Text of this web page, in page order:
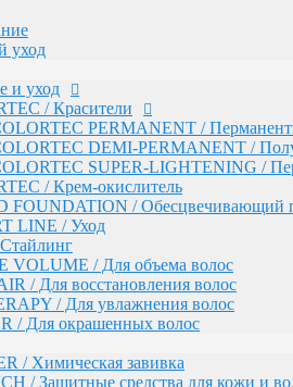
/ Для увлажнения волос
/ Для окрашенных волос
/ Химическая завивка
/ Защитные средства для кожи и
/ От перхоти / для активации
/ Пигмент прямого действия
продукты
GLOSS / Оттеночные маски
PRO / Сервисные продукты
/ Стайлинг
/ Двухфазные спреи
FORCE / Восстановление
LOCK / Сохранение цвета
CARE / Салонный уход
BOOST / Увлажнение
бальзам обогащенный
/ Оттеночные средства для
Уход за вьющимися волосами
/ Уход за волосами
уход
и уход
/ Красители
PERMANENT /
DEMI-PERMANENT /
SUPER-LIGHTENING /
/ Крем-окислитель
FOUNDATION / Обесцвечивающий
LINE / Уход
VOLUME / Для объема волос
/ Для восстановления волос
/ Для увлажнения волос
/ Для окрашенных волос
/ Химическая завивка
/ Защитные средства для кожи и